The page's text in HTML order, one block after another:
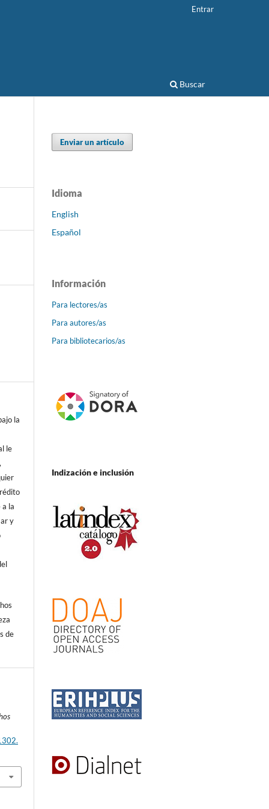
Buscar
Entrar
la
le
a la
y
de
Enviar un artículo
Idioma
English
Español
Información
Para lectores/as
Para autores/as
Para bibliotecarios/as
Indización e inclusión